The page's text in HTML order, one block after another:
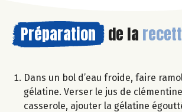
Préparation de la
Dans un bol d’eau froide, faire
gélatine. Verser le jus de
casserole, ajouter la gélatine